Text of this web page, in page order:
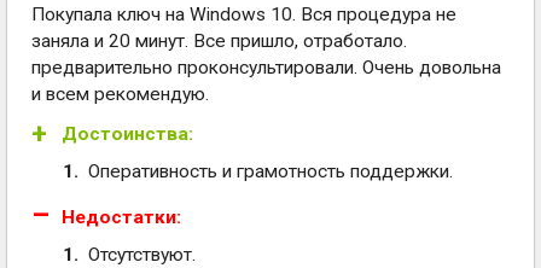
Покупала ключ на Windows 10. Вся процедура не
заняла и 20 минут. Все пришло, отработало.
предварительно проконсультировали. Очень довольна
и всем рекомендую.
Достоинства:
Оперативность и грамотность поддержки.
Недостатки:
Отсутствуют.